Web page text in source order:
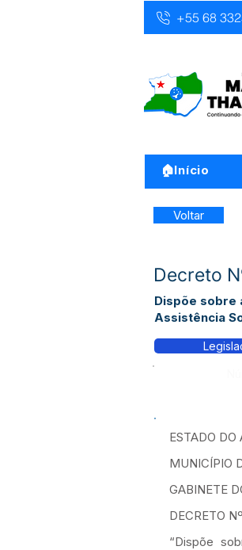
+55 68
🏠Início
Voltar
Decreto
Dispõe sobre
Assistência
ESTADO DO
MUNICÍPIO
GABINETE
DECRETO
“Dispõe